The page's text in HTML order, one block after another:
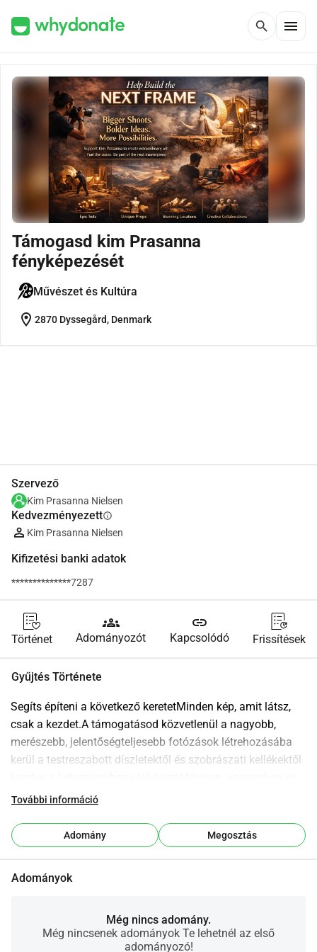
search menu
Támogasd kim Prasanna
fényképezését
Művészet és Kultúra
location_on 2870 Dyssegård, Denmark
Szervező
Kim Prasanna Nielsen
Kedvezményezettinfo
Kim Prasanna Nielsen
Kifizetési banki adatok
**************7287
Történet
groups
Adományozót
link
Kapcsolódó Frissítések
Gyűjtés Története
Segíts építeni a következő keretetMinden kép, amit látsz,
csak a kezdet.A támogatásod közvetlenül a nagyobb,
merészebb, jelentőségteljesebb fotózások létrehozásába
kerül a testreszabott díszletektől és szobrászati kellékektől
olyan együttműködéseken át, amelyek továbbfejlesztik a
nemcsak egy fényképészt támogatsz segítesz az ötletek
fizikai valósággá válásában, a koncepciók világokká
a alap lehetővé teszi Kim Prasanna számára, hogy:
anyagokkal, kellékekkel és helyszínekkel dolgozzon
Magasabb szinten működjön együtt kreatívokkal és
További információ
Adomány Megosztás
Adományok
Még nincs adomány.
Még nincsenek adományok Te lehetnél az első
adományozó!